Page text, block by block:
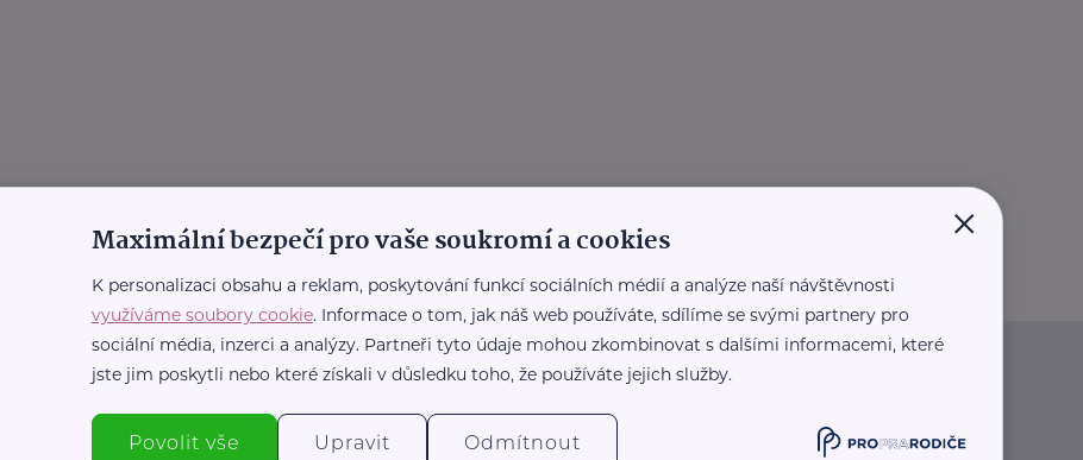
Informace(nejen)pro prarodiče
×
Maximální bezpečí pro vaše soukromí a cookies
K personalizaci obsahu a reklam, poskytování funkcí sociálních médií a analýze naší návštěvnosti
využíváme soubory cookie. Informace o tom, jak náš web používáte, sdílíme se svými partnery pro
sociální média, inzerci a analýzy. Partneři tyto údaje mohou zkombinovat s dalšími informacemi, které
jste jim poskytli nebo které získali v důsledku toho, že používáte jejich služby.
Povolit vše Upravit Odmítnout